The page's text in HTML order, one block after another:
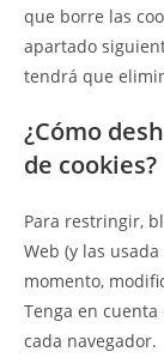
que borre las
apartado
tendrá que
¿Cómo
de cookies?
Para restringir,
Web (y las
momento,
Tenga en
cada navegador.